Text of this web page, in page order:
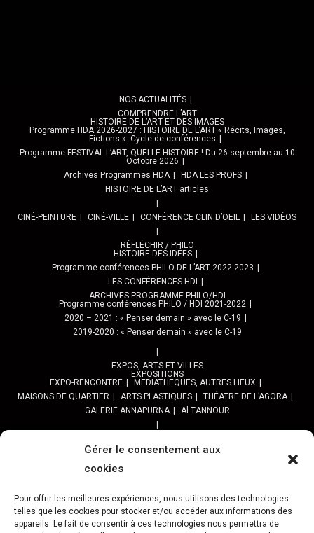
Gérer le consentement aux
cookies
Pour offrir les meilleures expériences, nous utilisons des technologies
telles que les cookies pour stocker et/ou accéder aux informations des
appareils. Le fait de consentir à ces technologies nous permettra de
NOS ACTUALITÉS
COMPRENDRE L’ART
HISTOIRE DE L’ART ET DES IMAGES
Programme HDA 2026-2027 : HISTOIRE DE L’ART « Récits, Images,
Fictions ». Cycle de conférences
Programme FESTIVAL L’ART, QUELLE HISTOIRE ! Du 26 septembre au 10
Octobre 2026
Archives Programmes HDA
HDA LES PROFS
HISTOIRE DE L’ART articles
CINÉ-PEINTURE CINÉ-VILLE CONFÉRENCE CLIN D’OEIL LES VIDÉOS
RÉFLÉCHIR / PHILO
HISTOIRE DES IDÉES
Programme conférences PHILO DE L’ART 2022-2023
LES CONFÉRENCES HDI
ARCHIVES PROGRAMME PHILO/HDI
Programme conférences PHILO / HDI 2021-2022
2020 – 2021 : « Penser demain » avec le C-19
2019-2020 : « Penser demain » avec le C-19
EXPOS, ARTS ET VILLES
EXPOSITIONS
EXPO-RENCONTRE
MEDIATHEQUES, AUTRES LIEUX
MAISONS DE QUARTIER
ARTS PLASTIQUES
THÉATRE DE L’AGORA
GALERIE ANNAPURNA
Al TANNOUR
PPROGRAMME DES BALADES URBAINES 2025
Programme SORTIES URBAN SKETCHER 2024-2025 :
Archives URBAN SKETCHERS ESSONNE